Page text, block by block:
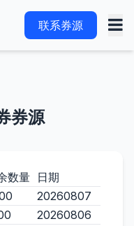
联系券源
券源
数量 日期
20260807
20260806